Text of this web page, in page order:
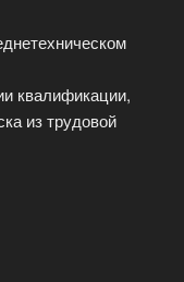
квалификации,
из трудовой